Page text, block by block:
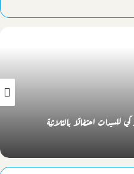
للسيدات احتفالًا بالثلاثية